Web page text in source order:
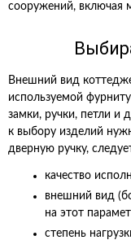
сооружений, включая
Внешний вид
используемой
замки, ручки, петли и
к выбору изделий
дверную ручку,
качество
внешний вид
на этот
степень